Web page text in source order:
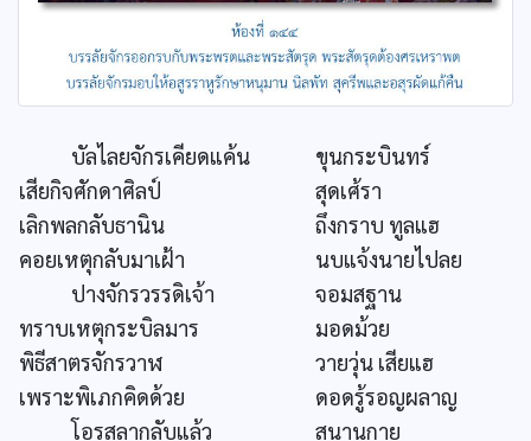
บัลไลยจักรเคียดแค้น
ขุนกระบินทร์
เสียกิจศักดาศิลป์
สุดเศ้รา
เลิกพลกลับธานิน
ถึงกราบ ทูลแฮ
คอยเหตุกลับมาเฝ้า
นบแจ้งนายไปลย
ปางจักรวรรดิเจ้า
จอมสฐาน
ทราบเหตุกระบิลมาร
มอดม้วย
พิธีสาตรจักรวาฬ
วายวุ่น เสียแฮ
เพราะพิเภกคิดด้วย
ดอดรู้รอญผลาญ
โอรสลากลับแล้ว
สนานกาย